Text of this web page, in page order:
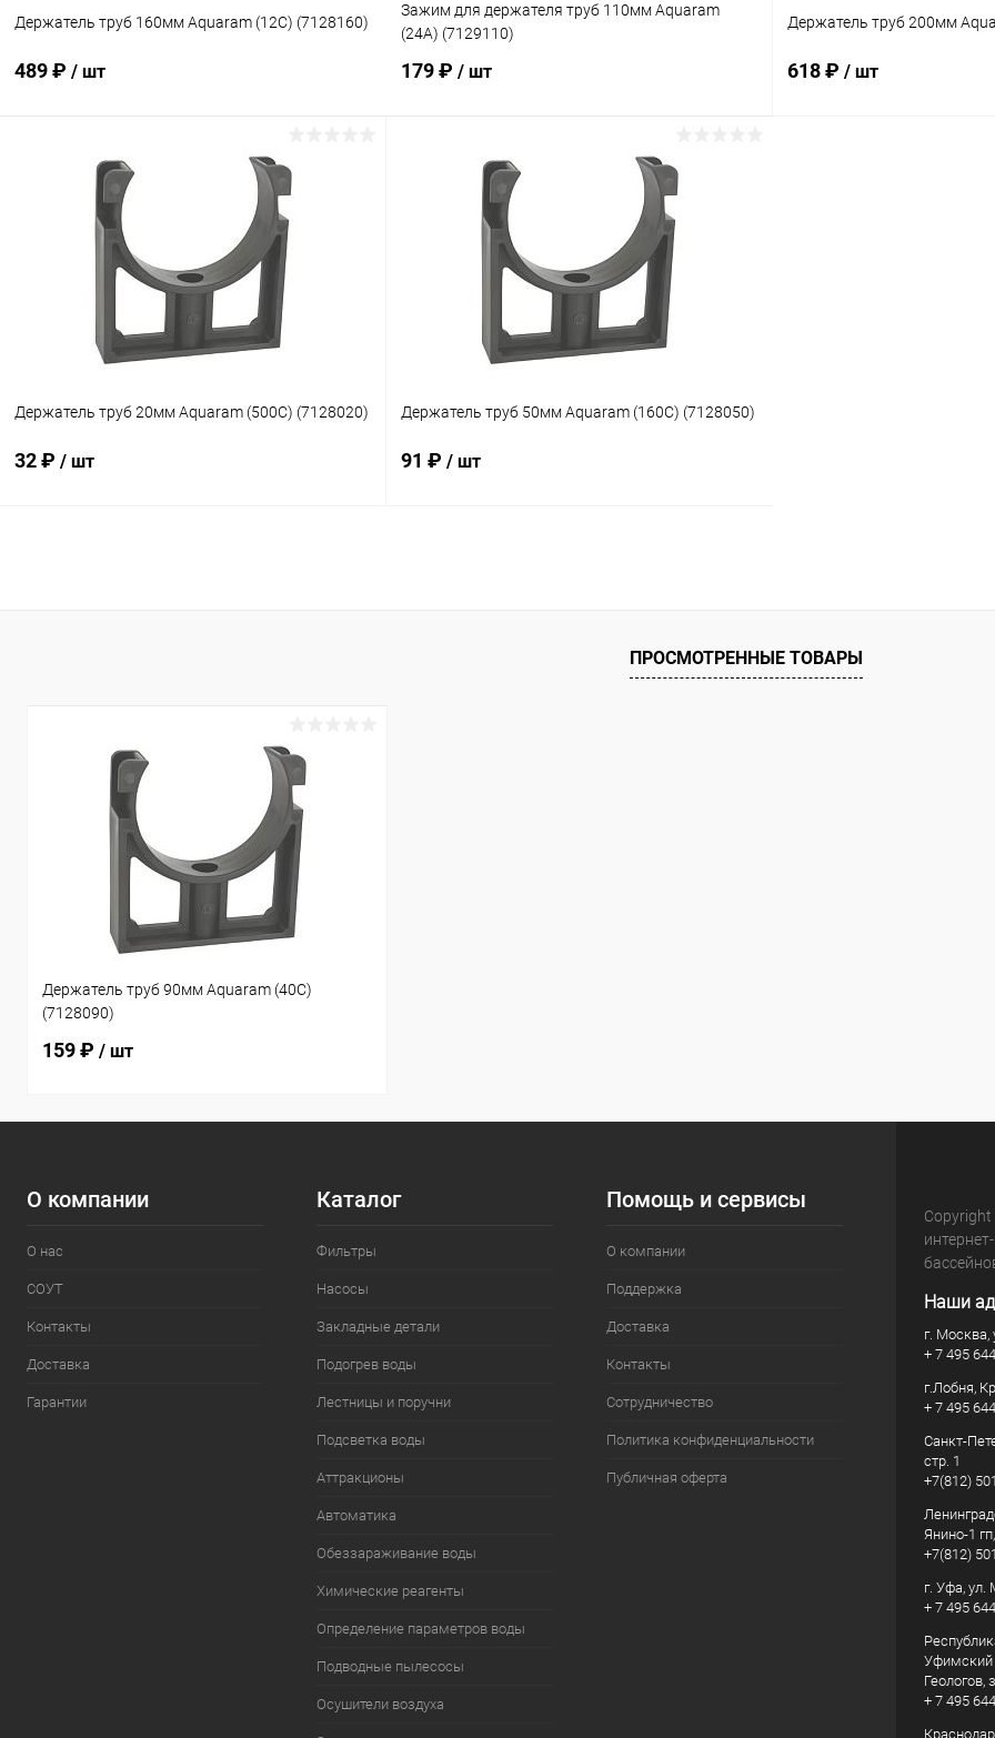
Держатель труб 160мм Aquaram (12С) (7128160)
489 ₽ / шт
В избранное
Под заказ
Зажим для держателя труб 110мм Aquaram
(24A) (7129110)
179 ₽ / шт
В избранное
В наличии
Держатель труб 200мм
618 ₽ / шт
Держатель труб 20мм Aquaram (500C) (7128020)
32 ₽ / шт
В избранное
Держатель труб 50мм Aquaram (160C) (7128050)
91 ₽ / шт
В избранное
В наличии
ПРОСМОТРЕННЫЕ ТОВАРЫ
Держатель труб 90мм Aquaram (40C)
(7128090)
159 ₽ / шт
О компании
О нас
СОУТ
Контакты
Доставка
Гарантии
Каталог
Фильтры
Насосы
Закладные детали
Подогрев воды
Лестницы и поручни
Подсветка воды
Аттракционы
Автоматика
Обеззараживание воды
Химические реагенты
Определение параметров воды
Подводные пылесосы
Осушители воздуха
Помощь и сервисы
О компании
Поддержка
Доставка
Контакты
Сотрудничество
Политика конфиденциальности
Публичная оферта
Наши
г. Москва,
+ 7 495
г.Лобня,
+ 7 495
Санкт-
стр. 1
+7(812)
Янино-1
+7(812)
г. Уфа, ул.
+ 7 495
Уфимский
Геологов,
+ 7 495